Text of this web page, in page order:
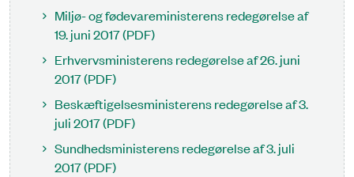
Miljø- og fødevareministerens redegørelse af
19. juni 2017 (PDF)
Erhvervsministerens redegørelse af 26. juni
2017 (PDF)
Beskæftigelsesministerens redegørelse af 3.
juli 2017 (PDF)
Sundhedsministerens redegørelse af 3. juli
2017 (PDF)